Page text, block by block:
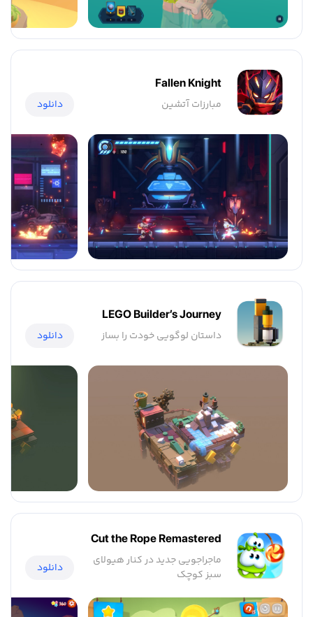
Fallen Knight
مبارزات آتشین دانلود
LEGO Builder’s Journey
داستان لوگویی خودت را بساز دانلود
Cut the Rope Remastered
ماجراجویی جدید در کنار هیولای
سبز کوچک
دانلود